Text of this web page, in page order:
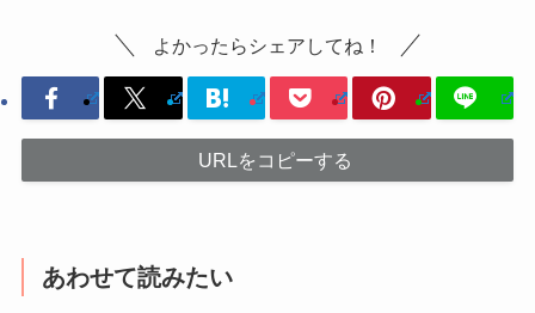
よかったらシェアしてね！
URLをコピーする
あわせて読みたい